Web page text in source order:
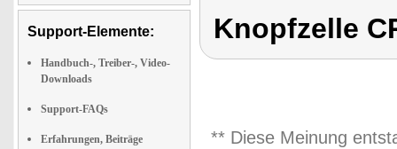
Support-Elemente:
Handbuch-, Treiber-, Video-
Downloads
Support-FAQs
Erfahrungen, Beiträge
Knopfzelle
** Diese Meinung